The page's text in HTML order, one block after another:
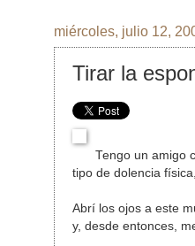
miércoles, julio 12,
Tirar la
Tengo un amigo
tipo de dolencia
Abrí los ojos a este
y, desde entonces,